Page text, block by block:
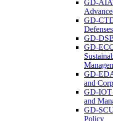
GD-
GD-
Defenses
GD-
GD-
GD-
and
GD-IOT
and
GD-
Policy